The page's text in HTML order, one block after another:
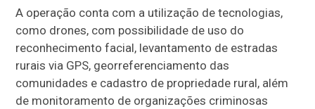
A operação conta com a utilização de tecnologias,
como drones, com possibilidade de uso do
reconhecimento facial, levantamento de estradas
rurais via GPS, georreferenciamento das
comunidades e cadastro de propriedade rural, além
de monitoramento de organizações criminosas